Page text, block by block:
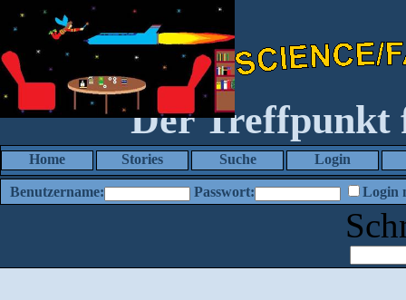
Der Treffpunkt
Home Stories Suche Login
Benutzername: Passwort: Login